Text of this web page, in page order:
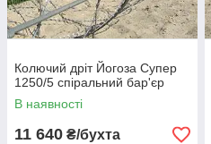
Колючий дріт Йогоза Супер
1250/5 спіральний бар'єр
В наявності
11 640 ₴/бухта